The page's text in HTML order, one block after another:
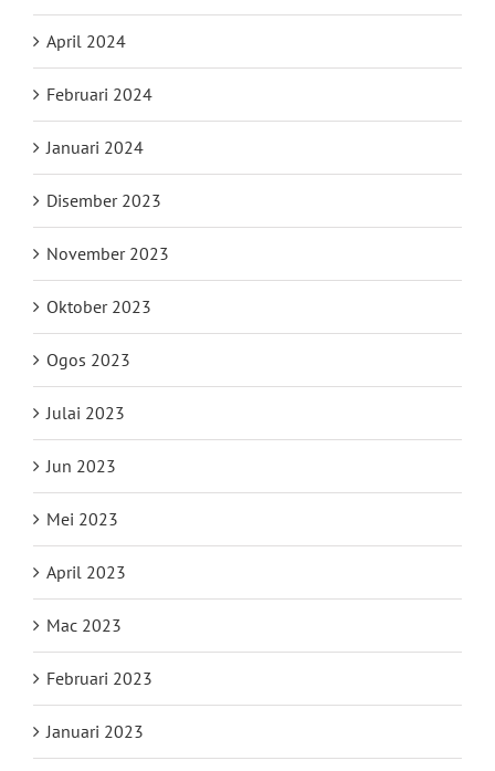
April 2024
Februari 2024
Januari 2024
Disember 2023
November 2023
Oktober 2023
Ogos 2023
Julai 2023
Jun 2023
Mei 2023
April 2023
Mac 2023
Februari 2023
Januari 2023